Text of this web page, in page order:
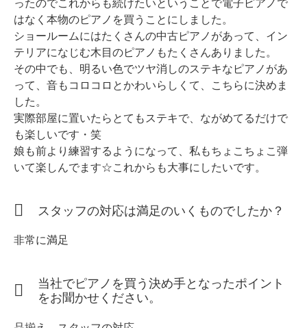
タッチ・音色の調整
ピアノクリーニングと引越し
ピアノレンタル
スタッフ紹介
ったのでこれからも続けたいということで電子ピアノで
はなく本物のピアノを買うことにしました。
ショールームにはたくさんの中古ピアノがあって、イン
テリアになじむ木目のピアノもたくさんありました。
その中でも、明るい色でツヤ消しのステキなピアノがあ
って、音もコロコロとかわいらしくて、こちらに決めま
した。
実際部屋に置いたらとてもステキで、ながめてるだけで
も楽しいです・笑
娘も前より練習するようになって、私もちょこちょこ弾
いて楽しんでます☆これからも大事にしたいです。
スタッフの対応は満足のいくものでしたか？
非常に満足
当社でピアノを買う決め手となったポイント
をお聞かせください。